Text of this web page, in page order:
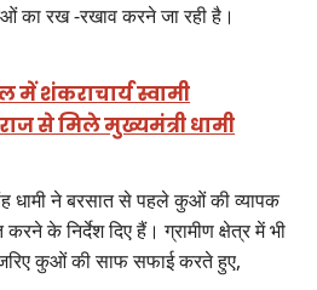
का रख -रखाव करने जा रही है।
शंकराचार्य स्वामी
से मिले मुख्यमंत्री धामी
धामी ने बरसात से पहले कुओं की व्यापक
के निर्देश दिए हैं। ग्रामीण क्षेत्र में भी
कुओं की साफ सफाई करते हुए,